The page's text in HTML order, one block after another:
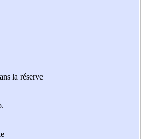
la réserve